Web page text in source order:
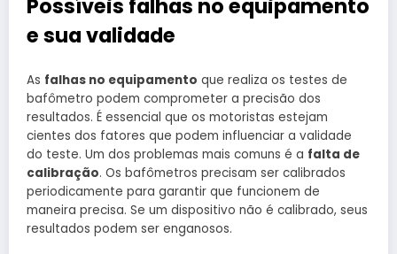
Possíveis falhas no equipamento
e sua validade
As falhas no equipamento que realiza os testes de
bafômetro podem comprometer a precisão dos
resultados. É essencial que os motoristas estejam
cientes dos fatores que podem influenciar a validade
do teste. Um dos problemas mais comuns é a falta de
calibração. Os bafômetros precisam ser calibrados
periodicamente para garantir que funcionem de
maneira precisa. Se um dispositivo não é calibrado, seus
resultados podem ser enganosos.